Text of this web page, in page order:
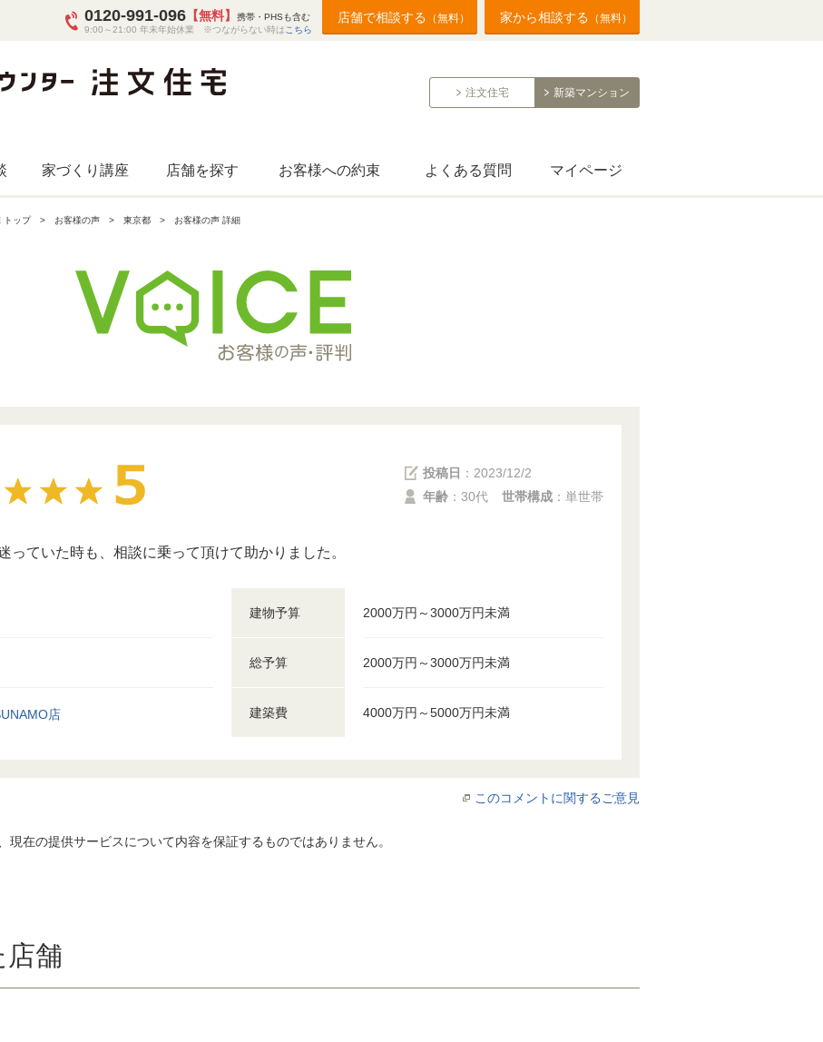
0120-991-096 【無料】
携帯・PHSも含む
9:00～21:00 年末年始休業 ※つながらない時は こちら
店舗で相談する （無料） 家から相談する （無料）
注文住宅 新築マンション
家づくり講座 店舗を探す お客様への約束 よくある質問 マイページ
トップ お客様の声 東京都 お客様の声 詳細
投稿日 ： 2023/12/2
年齢 ：30代 世帯構成 ：単世帯
っていた時も、相談に乗って頂けて助かりました。
店
建物予算 2000万円～3000万円未満
総予算 2000万円～3000万円未満
建築費 4000万円～5000万円未満
このコメントに関するご意見
在の提供サービスについて内容を保証するものではありません。
店舗